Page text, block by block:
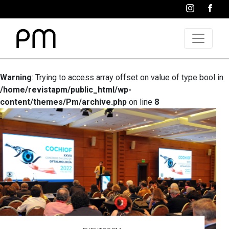
Warning: Trying to access array offset on value of type bool in
/home/revistapm/public_html/wp-
content/themes/Pm/archive.php on line 8